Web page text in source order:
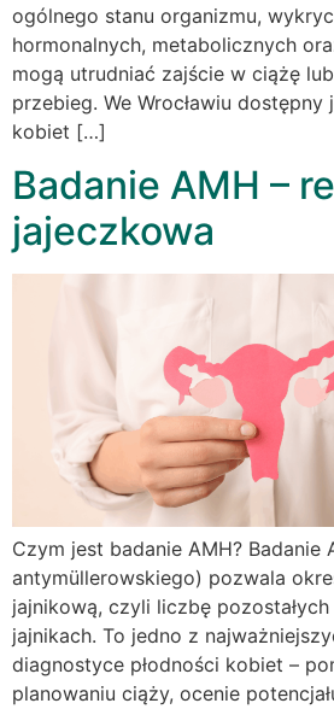
ogólnego stanu organizmu,
hormonalnych, metabolicznych
mogą utrudniać zajście w ciążę
przebieg. We Wrocławiu
kobiet […]
Badanie AMH –
jajeczkowa
Czym jest badanie AMH? Badanie
antymüllerowskiego) pozwala
jajnikową, czyli liczbę
jajnikach. To jedno z
diagnostyce płodności kobiet –
planowaniu ciąży, ocenie